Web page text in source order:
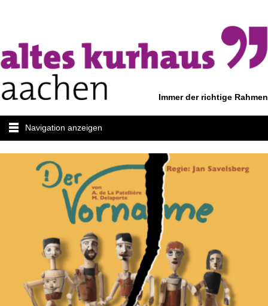
Immer der richtige Rahmen
Navigation anzeigen